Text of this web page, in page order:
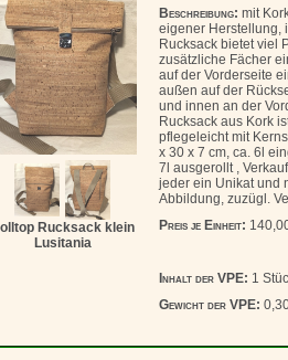
Rucksack klein
Lusitania
Beschreibung: mit
eigener Herstellung,
Rucksack bietet viel
zusätzliche Fächer
auf der Vorderseite
außen auf der
und innen an der
Rucksack aus Kork
pflegeleicht mit
x 30 x 7 cm, ca. 6l
7l ausgerollt ,
jeder ein Unikat und
Abbildung, zuzügl.
Preis je Einheit:
Inhalt der VPE: 1
Gewicht der VPE: